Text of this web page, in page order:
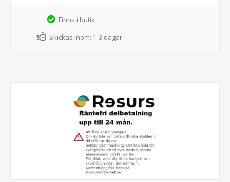
Finns i butik
Skickas inom: 1-3 dagar